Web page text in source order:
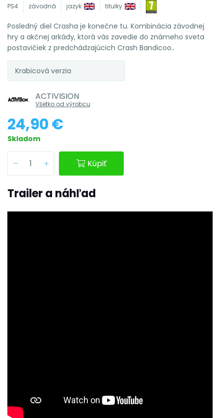
PS4 závodná jazyk titulky
Posledný diel Crasha je konečne tu. Kombinácia závodnej
hry a akčnej arkády, ktorá vás zavedie do známeho sveta
postavičiek z predchádzajúcich Crash Bandicoo..
Krabicová verzia
ACTIVISION
Všetko od výrobcu
24,90 €
Skladom
Kúpiť
Trailer a náhľad